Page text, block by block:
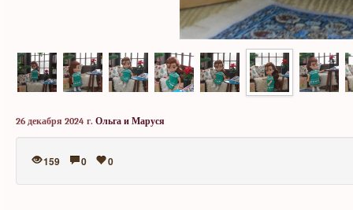
26 декабря 2024 г. Ольга и Маруся
159 0 0